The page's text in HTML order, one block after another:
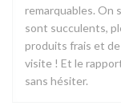
remarquables. On
sont succulents,
produits frais et de
visite ! Et le
sans hésiter.